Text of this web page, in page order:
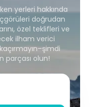
yerleri hakkında
doğrudan
özel teklifleri ve
ilham verici
parçası olun!